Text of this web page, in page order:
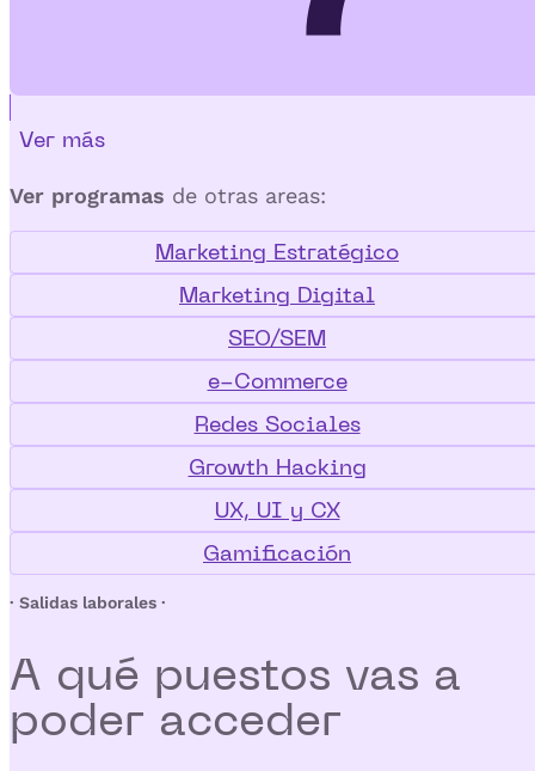
Ver más
Ver programas de otras areas:
Marketing Estratégico
Marketing Digital
SEO/SEM
e-Commerce
Redes Sociales
Growth Hacking
UX, UI y CX
Gamificación
· Salidas laborales ·
A qué puestos vas a
poder acceder